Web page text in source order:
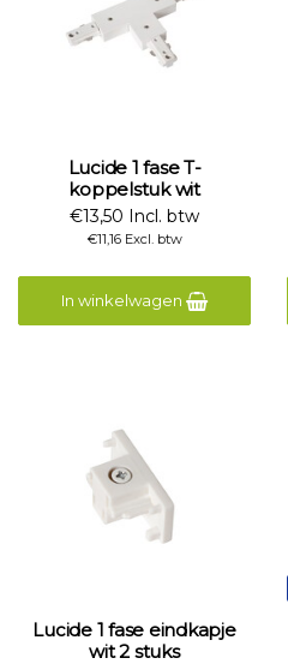
Lucide 1 fase T-
koppelstuk wit
€13,50 Incl. btw
€11,16 Excl. btw
In winkelwagen
Lucide 1 fase eindkapje
wit 2 stuks